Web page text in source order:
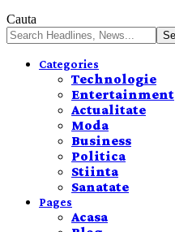
Cauta
Categories
Technologie
Entertainment
Actualitate
Moda
Business
Politica
Stiinta
Sanatate
Pages
Acasa